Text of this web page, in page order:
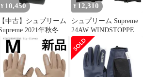
¥ 10,450
【中古】シュプリーム
2021年秋冬
WINDSTOPPER Gloves
グローブ 手袋 ブラック
【メンズ】
¥ 12,310
シュプリーム Supreme
24AW WINDSTOPPER
ZIP GLOVES GORE-
TEX ウィンドストッパ
ー ジップ グローブ ゴ
アテックス メンズ L